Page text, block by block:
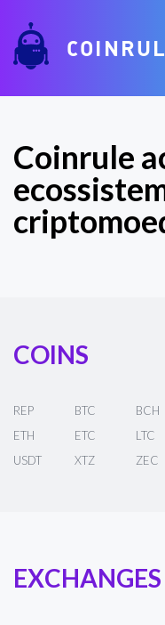
Coinrule
EXCHANGES
COINS
REP BTC BCH
ETH
ETC LTC
USDT
XTZ ZEC